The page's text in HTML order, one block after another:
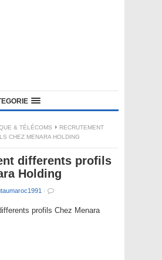
& TÉLÉCOMS
RECRUTEMENT
CHEZ MENARA HOLDING
differents profils
Holding
·